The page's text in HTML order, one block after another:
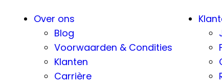
Over ons
Blog
Voorwaarden & Condities
Klanten
Carrière